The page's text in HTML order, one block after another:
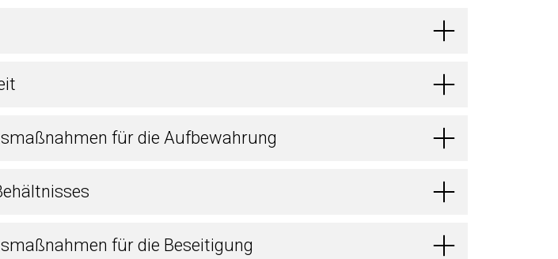
für die Aufbewahrung
für die Beseitigung